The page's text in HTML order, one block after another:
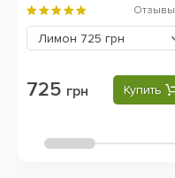
Отзывы
Лимон 725 грн
725 грн Купить